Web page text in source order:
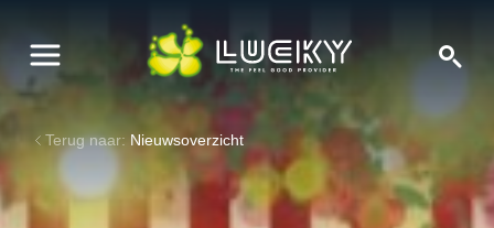
Terug naar: Nieuwsoverzicht